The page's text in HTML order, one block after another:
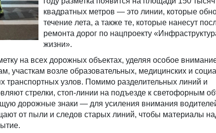
квадратных метров — это линии, которые
течение лета, а также те, которые нанесут
ремонта дорог по нацпроекту
жизни».
на всех дорожных объектах, уделяя особое
участкам возле образовательных, медицинских и
транспортных узлов. Помимо разделительных линий и
стрелки, стоп-линии на подъезде к светофорным
дорожные знаки — для усиления внимания
от пыли и следов старых линий, чтобы материалы